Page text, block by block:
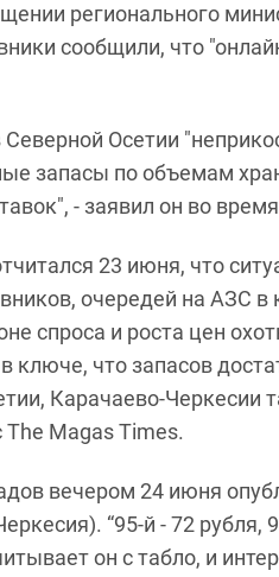
регионального
сообщили, что
Осетии
запасы по объемам
- заявил он во
23 июня, что
очередей на АЗС в
спроса и роста цен
ключе, что запасов
Карачаево-Черкесии
The Magas Times.
вечером 24 июня
“95-й - 72 рубля,
он с табло, и